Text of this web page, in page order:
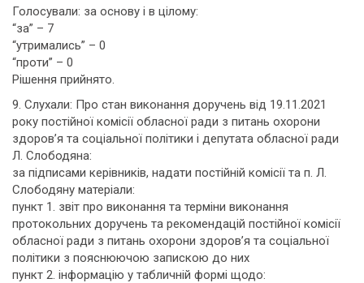
Голосували: за основу і в цілому:
“за” – 7
“утримались” – 0
“проти” – 0
Рішення прийнято.
9. Слухали: Про стан виконання доручень від 19.11.2021
року постійної комісії обласної ради з питань охорони
здоров’я та соціальної політики і депутата обласної ради
Л. Слободяна:
за підписами керівників, надати постійній комісії та п. Л.
Слободяну матеріали:
пункт 1. звіт про виконання та терміни виконання
протокольних доручень та рекомендацій постійної комісії
обласної ради з питань охорони здоров’я та соціальної
політики з пояснюючою запискою до них
пункт 2. інформацію у табличній формі щодо: